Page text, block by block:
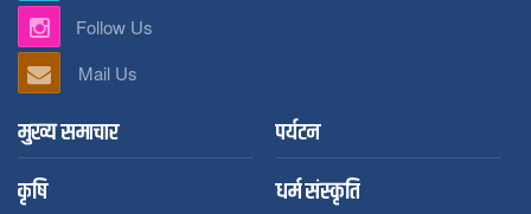
Follow Us
Mail Us
मुख्य समाचार
पर्यटन
कृषि
धर्म संस्कृति